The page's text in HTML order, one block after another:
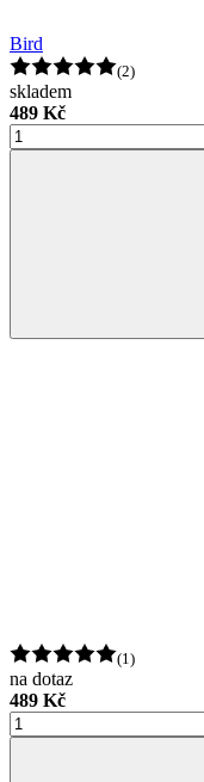
Bird
(2)
skladem
489 Kč
(1)
na dotaz
489 Kč